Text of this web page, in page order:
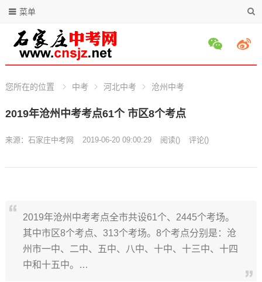
菜单
您所在的位置 中考 河北中考 沧州中考
2019年沧州中考考点61个 市区8个考点
来源： 石家庄中考网 2019-06-20 09:00:29 阅读() 评论()
2019年沧州中考考点全市共设61个、2445个考场。
其中市区8个考点、313个考场。8个考点分别是：沧
州市一中、二中、五中、八中、十中、十三中、十四
中和十五中。…